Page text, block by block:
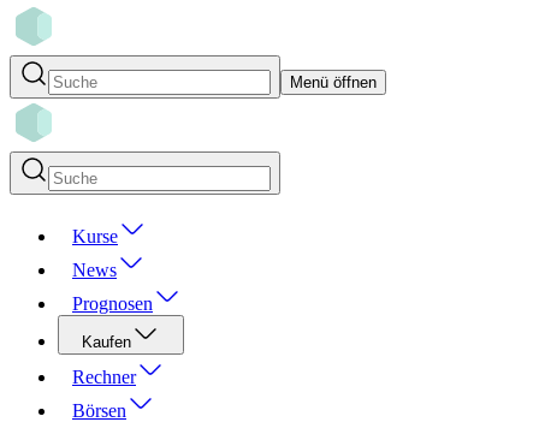
Menü öffnen
Kurse
News
Prognosen
Kaufen
Rechner
Börsen